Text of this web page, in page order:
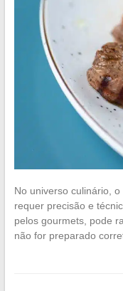
No universo culinário,
requer precisão e
pelos gourmets, pode
não for preparado